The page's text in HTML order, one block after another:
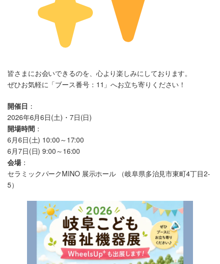
皆さまにお会いできるのを、心より楽しみにしております。
ぜひお気軽に「ブース番号：11」へお立ち寄りください！
開催日 ：
2026年6月6日(土)・7日(日)
開場時間：
6月6日(土) 10:00～17:00
6月7日(日) 9:00～16:00
会場：
セラミックパークMINO 展示ホール （岐阜県多治見市東町4丁目2-
5）